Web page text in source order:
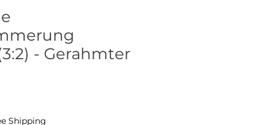
- Gerahmter
Shipping